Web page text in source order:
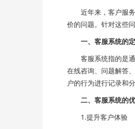
近年来，客户服务
价的问题。针对这些
一、客服系统的
客服系统指的是通
在线咨询、问题解答
户的行为进行记录和
二、客服系统的
1.提升客户体验